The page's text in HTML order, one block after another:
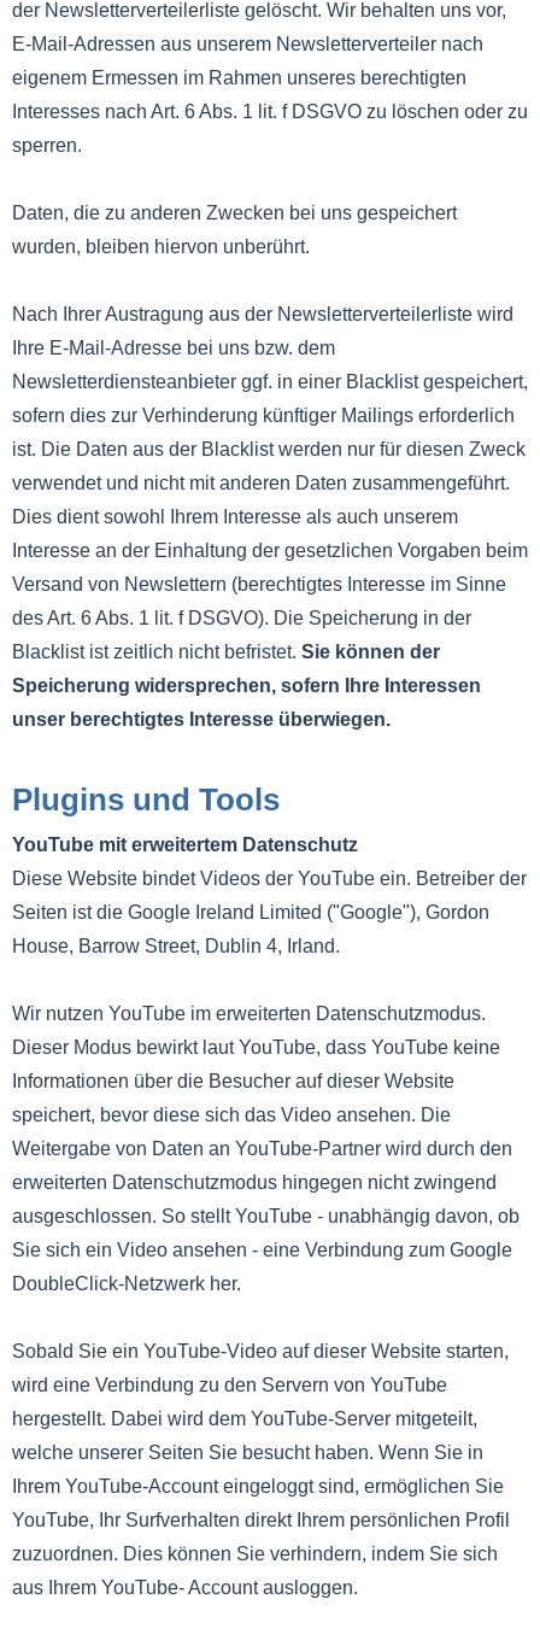
der Newsletterverteilerliste gelöscht. Wir behalten uns vor,
E-Mail-Adressen aus unserem Newsletterverteiler nach
eigenem Ermessen im Rahmen unseres berechtigten
Interesses nach Art. 6 Abs. 1 lit. f DSGVO zu löschen oder zu
sperren.
Daten, die zu anderen Zwecken bei uns gespeichert
wurden, bleiben hiervon unberührt.
Nach Ihrer Austragung aus der Newsletterverteilerliste wird
Ihre E-Mail-Adresse bei uns bzw. dem
Newsletterdiensteanbieter ggf. in einer Blacklist gespeichert,
sofern dies zur Verhinderung künftiger Mailings erforderlich
ist. Die Daten aus der Blacklist werden nur für diesen Zweck
verwendet und nicht mit anderen Daten zusammengeführt.
Dies dient sowohl Ihrem Interesse als auch unserem
Interesse an der Einhaltung der gesetzlichen Vorgaben beim
Versand von Newslettern (berechtigtes Interesse im Sinne
des Art. 6 Abs. 1 lit. f DSGVO). Die Speicherung in der
Blacklist ist zeitlich nicht befristet. Sie können der
Speicherung widersprechen, sofern Ihre Interessen
unser berechtigtes Interesse überwiegen.
Plugins und Tools
YouTube mit erweitertem Datenschutz
Diese Website bindet Videos der YouTube ein. Betreiber der
Seiten ist die Google Ireland Limited ("Google"), Gordon
House, Barrow Street, Dublin 4, Irland.
Wir nutzen YouTube im erweiterten Datenschutzmodus.
Dieser Modus bewirkt laut YouTube, dass YouTube keine
Informationen über die Besucher auf dieser Website
speichert, bevor diese sich das Video ansehen. Die
Weitergabe von Daten an YouTube-Partner wird durch den
erweiterten Datenschutzmodus hingegen nicht zwingend
ausgeschlossen. So stellt YouTube - unabhängig davon, ob
Sie sich ein Video ansehen - eine Verbindung zum Google
DoubleClick-Netzwerk her.
Sobald Sie ein YouTube-Video auf dieser Website starten,
wird eine Verbindung zu den Servern von YouTube
hergestellt. Dabei wird dem YouTube-Server mitgeteilt,
welche unserer Seiten Sie besucht haben. Wenn Sie in
Ihrem YouTube-Account eingeloggt sind, ermöglichen Sie
YouTube, Ihr Surfverhalten direkt Ihrem persönlichen Profil
zuzuordnen. Dies können Sie verhindern, indem Sie sich
aus Ihrem YouTube- Account ausloggen.